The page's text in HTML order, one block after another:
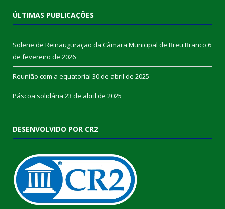
ÚLTIMAS PUBLICAÇÕES
Solene de Reinauguração da Câmara Municipal de Breu Branco 6
de fevereiro de 2026
Reunião com a equatorial 30 de abril de 2025
Páscoa solidária 23 de abril de 2025
DESENVOLVIDO POR CR2